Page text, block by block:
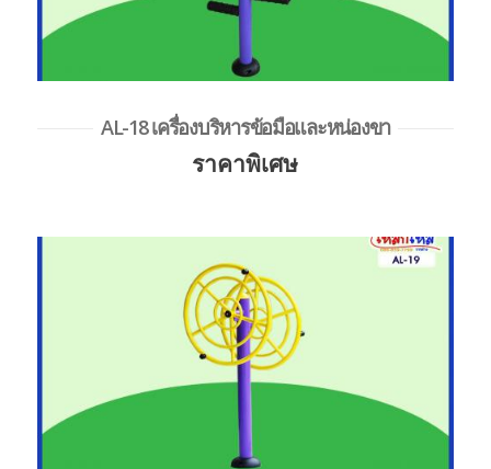
AL-18 เครื่องบริหารข้อมือและหน่องขา
ราคาพิเศษ